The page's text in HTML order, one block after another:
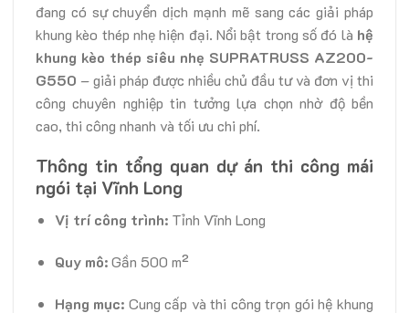
đang có sự chuyển dịch mạnh mẽ sang các giải pháp
khung kèo thép nhẹ hiện đại. Nổi bật trong số đó là hệ
khung kèo thép siêu nhẹ SUPRATRUSS AZ200-
G550 – giải pháp được nhiều chủ đầu tư và đơn vị thi
công chuyên nghiệp tin tưởng lựa chọn nhờ độ bền
cao, thi công nhanh và tối ưu chi phí.
Thông tin tổng quan dự án thi công mái
ngói tại Vĩnh Long
Vị trí công trình:Tỉnh Vĩnh Long
Quy mô:Gần 500 m²
Hạng mục: Cung cấp và thi công trọn gói hệ khung